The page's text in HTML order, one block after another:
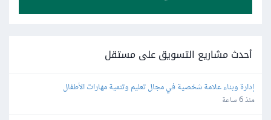
أحدث مشاريع التسويق على مستقل
إدارة وبناء علامة شخصية في مجال تعليم وتنمية مهارات الأطفال
منذ 6 ساعة